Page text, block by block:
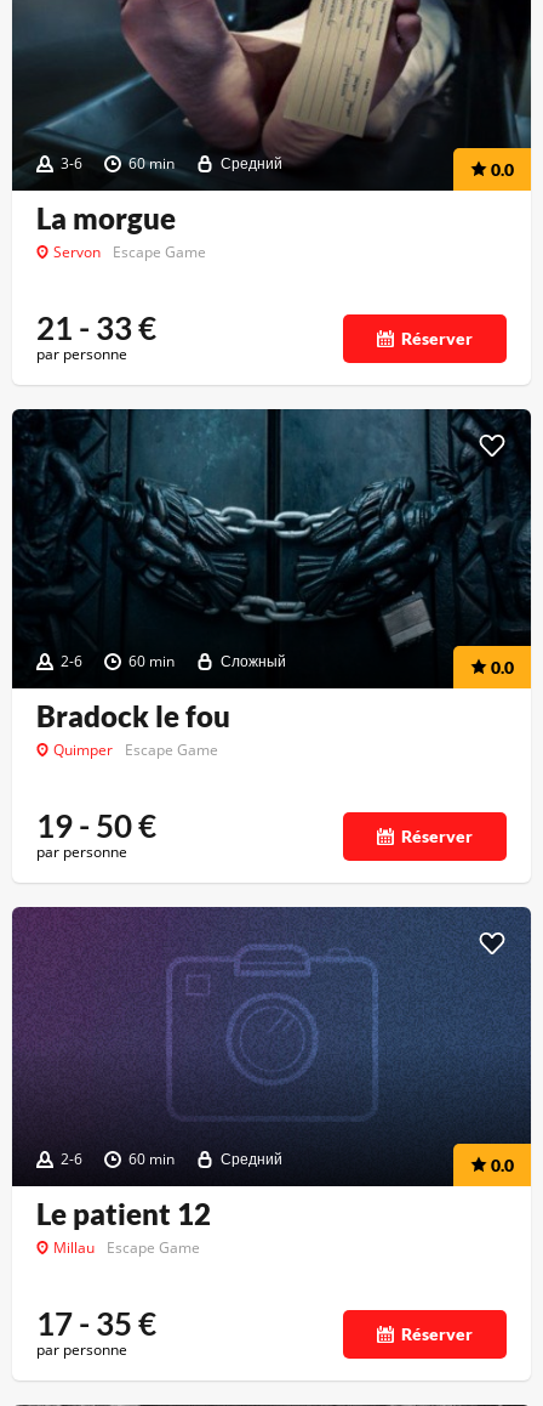
3-6 60 min Средний 0.0
La morgue
Servon Escape Game
21 - 33€
par personne
Réserver
2-6 60 min Сложный 0.0
Bradock le fou
Quimper Escape Game
19 - 50€
par personne
Réserver
2-6 60 min Средний 0.0
Le patient 12
Millau Escape Game
17 - 35€
par personne
Réserver